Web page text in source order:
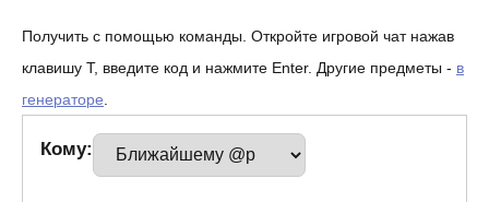
Получить с помощью команды. Откройте игровой чат нажав
клавишу T, введите код и нажмите Enter. Другие предметы - в
генераторе.
Кому: